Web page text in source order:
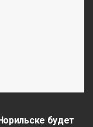
будет